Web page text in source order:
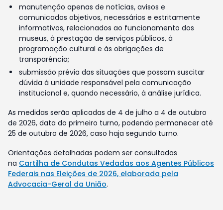
manutenção apenas de notícias, avisos e
comunicados objetivos, necessários e estritamente
informativos, relacionados ao funcionamento dos
museus, à prestação de serviços públicos, à
programação cultural e às obrigações de
transparência;
submissão prévia das situações que possam suscitar
dúvida à unidade responsável pela comunicação
institucional e, quando necessário, à análise jurídica.
As medidas serão aplicadas de 4 de julho a 4 de outubro
de 2026, data do primeiro turno, podendo permanecer até
25 de outubro de 2026, caso haja segundo turno.
Orientações detalhadas podem ser consultadas
na Cartilha de Condutas Vedadas aos Agentes Públicos
Federais nas Eleições de 2026, elaborada pela
Advocacia-Geral da União.